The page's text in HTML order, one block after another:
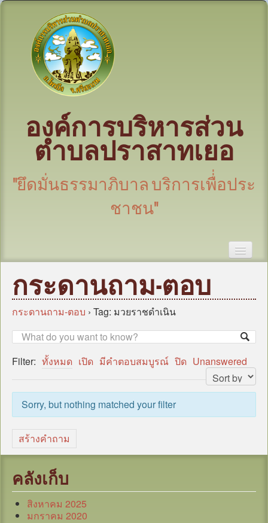
องค์การบริหารส่วน
ตำบลปราสาทเยอ
"ยึดมั่นธรรมาภิบาล บริการเพื่่อประ
ชาชน"
บุคลากร
ข้อมูลหน่วยงาน
กฎหมาย/ระเบียบ/คู่มือ
ภารกิจ/กิจกรรม
มาตรการป้องกันการทุจริต
หน่วยตรวจสอบภายใน
ศูนย์บริการร่วม (Oss)
แบบประเมินความพึงพอใจ
กระดานถาม-ตอบ
ITA
กระดานถาม-ตอบ
กระดานถาม-ตอบ › Tag: มวยราชดำเนิน
Filter: ทั้งหมด เปิด มีคำตอบสมบูรณ์ ปิด Unanswered
Sorry, but nothing matched your filter
สร้างคำถาม
คลังเก็บ
สิงหาคม 2025
มกราคม 2020